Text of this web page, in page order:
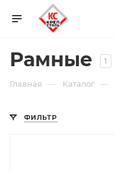
Рамные 1
Главная — Каталог —
ФИЛЬТР